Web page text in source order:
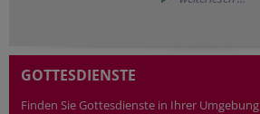
GOTTESDIENSTE
Finden Sie Gottesdienste in Ihrer Umgebung